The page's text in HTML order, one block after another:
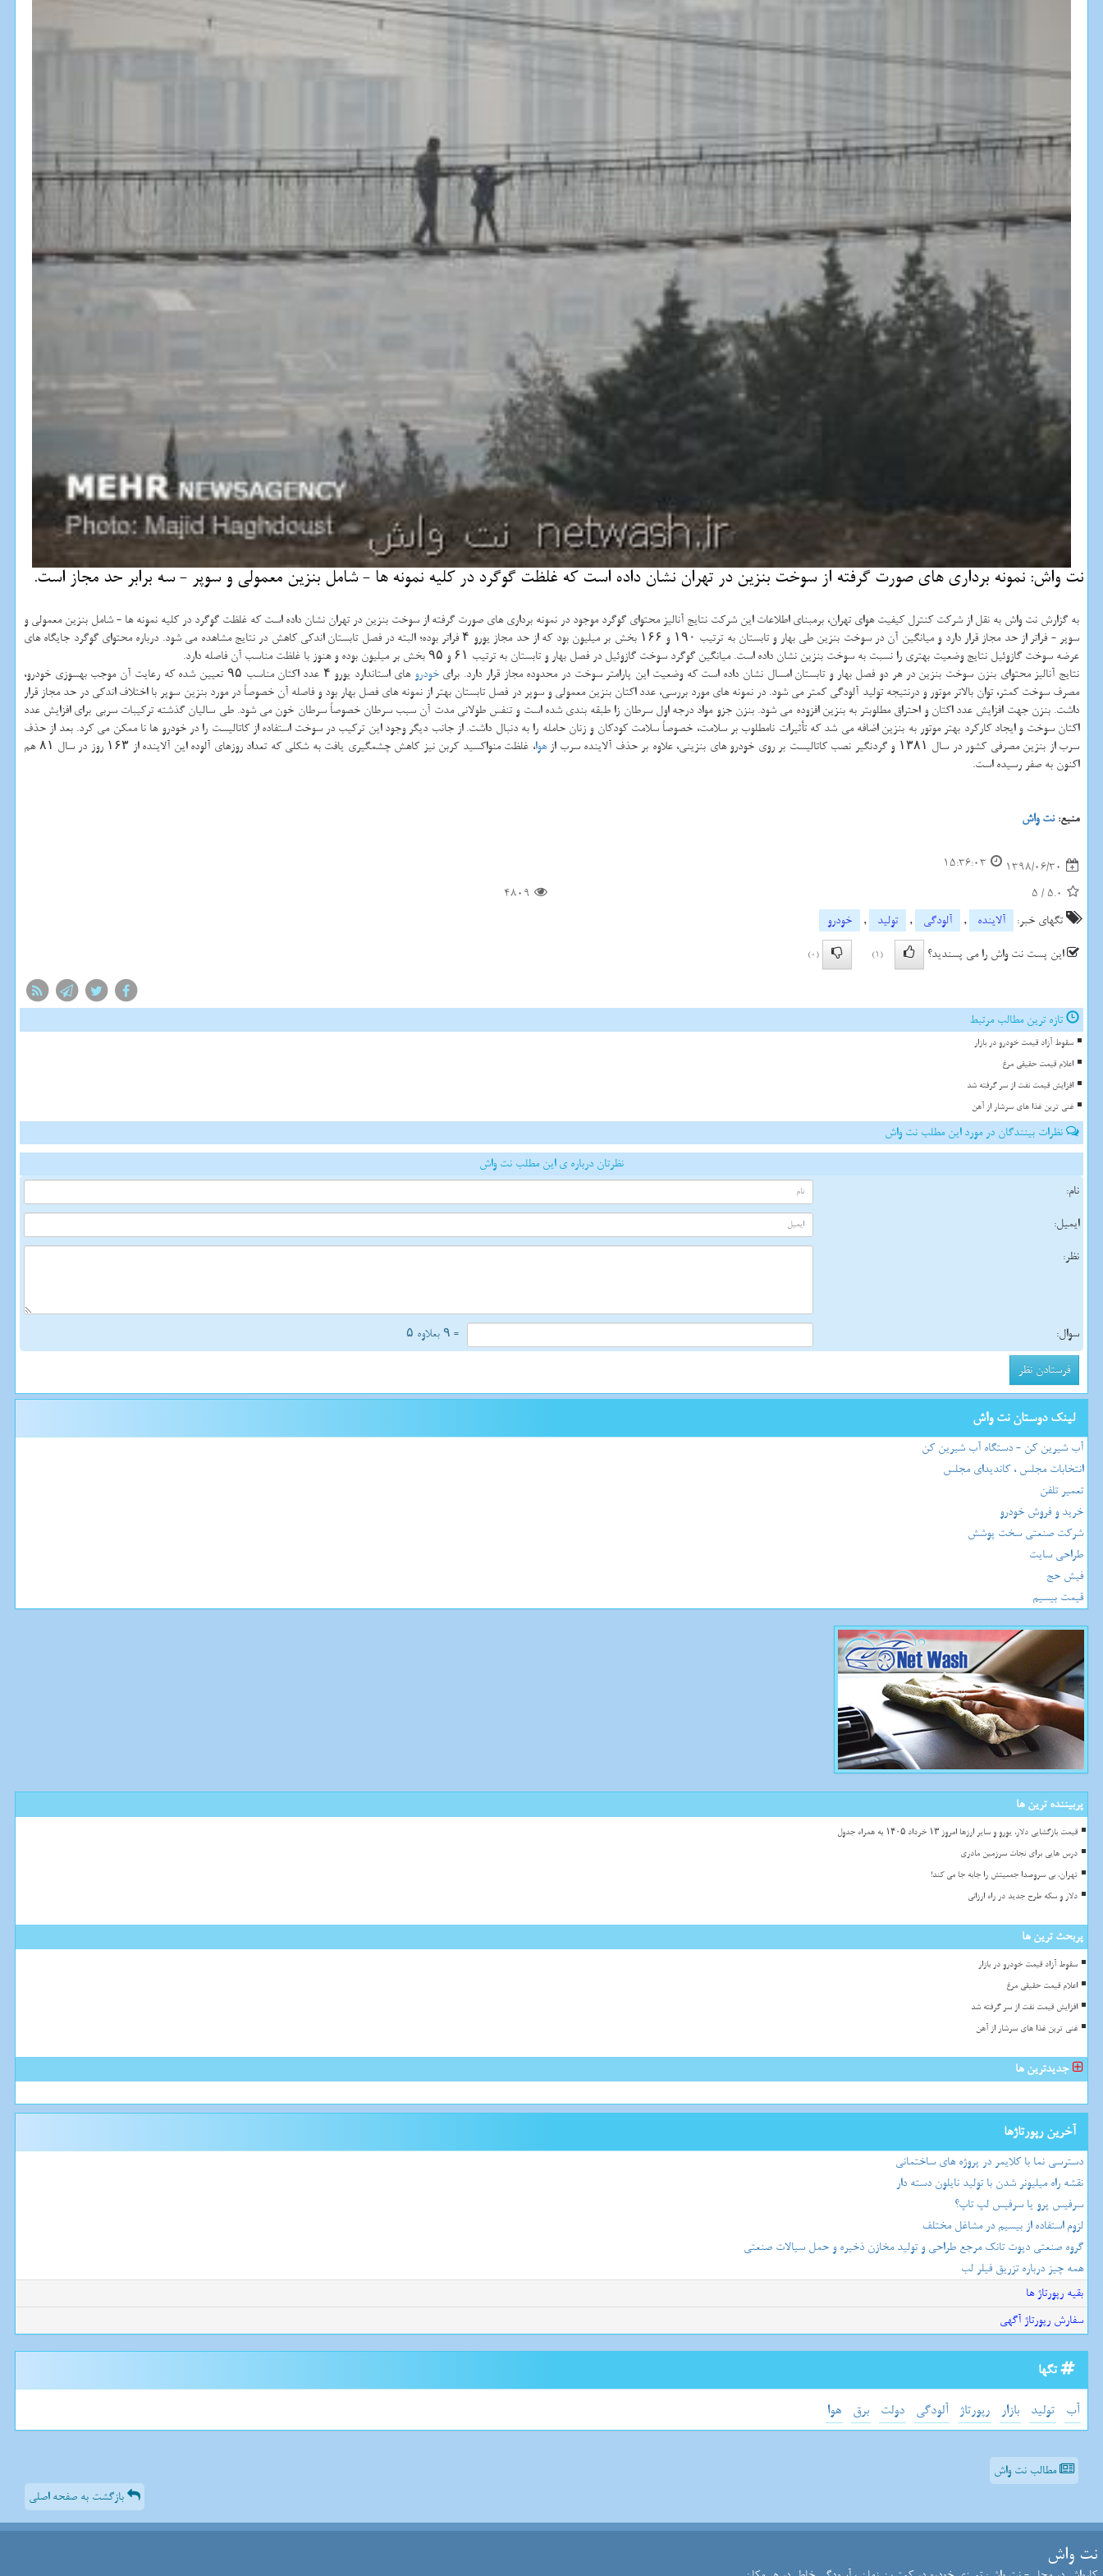
نت واش: نمونه برداری های صورت گرفته از سوخت بنزین در تهران نشان داده است كه غلظت گوگرد در كلیه نمونه ها - شامل بنزین معمولی و سوپر - سه برابر حد مجاز است.
به گزارش نت واش به نقل از شركت كنترل كیفیت هوای تهران، برمبنای اطلاعات این شركت نتایج آنالیز محتوای گوگرد موجود در نمونه برداری های صورت گرفته از سوخت بنزین در تهران نشان داده است كه غلظت گوگرد در كلیه نمونه ها - شامل بنزین معمولی و
سوپر - فراتر از حد مجاز قرار دارد و میانگین آن در سوخت بنزین طی بهار و تابستان به ترتیب ۱۹۰ و ۱۶۶ بخش بر میلیون بود كه از حد مجاز یورو ۴ فراتر بوده؛ البته در فصل تابستان اندكی كاهش در نتایج مشاهده می شود. درباره محتوای گوگرد جایگاه های
عرضه سوخت گازوئیل نتایج وضعیت بهتری را نسبت به سوخت بنزین نشان داده است. میانگین گوگرد سوخت گازوئیل در فصل بهار و تابستان به ترتیب ۶۱ و ۹۵ بخش بر میلیون بوده و هنوز با غلظت مناسب آن فاصله دارد.
نتایج آنالیز محتوای بنزن سوخت بنزین در هر دو فصل بهار و تابستان امسال نشان داده است كه وضعیت این پارامتر سوخت در محدوده مجاز قرار دارد. برایخودرو
های استاندارد یورو ۴ عدد اكتان مناسب ۹۵ تعیین شده كه رعایت آن موجب بهسوزی خودرو،
مصرف سوخت كمتر، توان بالاتر موتور و درنتیجه تولید آلودگی كمتر می شود. در نمونه های مورد بررسی، عدد اكتان بنزین معمولی و سوپر در فصل تابستان بهتر از نمونه های فصل بهار بود و فاصله آن خصوصاً در مورد بنزین سوپر با اختلاف اندكی در حد مجاز قرار
داشت. بنزن جهت افزایش عدد اكتان و احتراق مطلوبتر به بنزین افزوده می شود. بنزن جزو مواد درجه اول سرطان زا طبقه بندی شده است و تنفس طولانی مدت آن سبب سرطان خصوصاً سرطان خون می شود. طی سالیان گذشته تركیبات سربی برای افزایش عدد
اكتان سوخت و ایجاد كاركرد بهتر موتور به بنزین اضافه می شد كه تأثیرات نامطلوب بر سلامت، خصوصاً سلامت كودكان و زنان حامله را به دنبال داشت. از جانب دیگر وجود این تركیب در سوخت استفاده از كاتالیست را در خودرو ها نا ممكن می كرد. بعد از حذف
سرب از بنزین مصرفی كشور در سال ۱۳۸۱ و گردنگیر نصب كاتالیست بر روی خودرو های بنزینی، علاوه بر حذف آلاینده سرب از
هوا
، غلظت منواكسید كربن نیز كاهش چشمگیری یافت به شكلی كه تعداد روزهای آلوده این آلاینده از ۱۶۳ روز در سال ۸۱ هم
اكنون به صفر رسیده است.
منبع:نت واش
1398/06/30
15:36:03
5.0
/
5
4809
تگهای خبر:
آلاینده , آلودگی , تولید ,
خودرو
این پست نت واش را می پسندید؟
(1)
(0)
تازه ترین مطالب مرتبط
سقوط آزاد قیمت خودرو در بازار
اعلام قیمت حقیقی مرغ
افزایش قیمت نفت از سر گرفته شد
غنی ترین غذا های سرشار از آهن
نظرات بینندگان در مورد این مطلب نت واش
نظرتان درباره ی این مطلب نت واش
نام:
ایمیل:
نظر:
سوال: = ۹ بعلاوه ۵
لینک دوستان نت واش
آب شیرین کن - دستگاه آب شیرین کن
انتخابات مجلس ، کاندیدای مجلس
تعمیر تلفن
خرید و فروش خودرو
شرکت صنعتی سخت پوشش
طراحی سایت
فیش حج
قیمت بیسیم
پربیننده ترین ها
قیمت بازگشایی دلار، یورو و سایر ارزها امروز ۱۳ خرداد ۱۴۰۵ به همراه جدول
درس هایی برای نجات سرزمین مادری
تهران، بی سروصدا جمعیتش را جابه جا می کند!
دلار و سکه طرح جدید در راه ارزانی
پربحث ترین ها
سقوط آزاد قیمت خودرو در بازار
اعلام قیمت حقیقی مرغ
افزایش قیمت نفت از سر گرفته شد
غنی ترین غذا های سرشار از آهن
جدیدترین ها
آخرین رپورتاژها
دسترسی نما با کلایمر در پروژه های ساختمانی
نقشه راه میلیونر شدن با تولید نایلون دسته دار
سرفیس پرو یا سرفیس لپ تاپ؟
لزوم استفاده از بیسیم در مشاغل مختلف
گروه صنعتی دپوت تانک مرجع طراحی و تولید مخازن ذخیره و حمل سیالات صنعتی
همه چیز درباره تزریق فیلر لب
بقیه رپورتاژ ها
سفارش رپورتاژ آگهی
تگها
آب تولید بازار رپورتاژ آلودگی دولت برق هوا
مطالب نت واش
بازگشت به صفحه اصلی
نت واش